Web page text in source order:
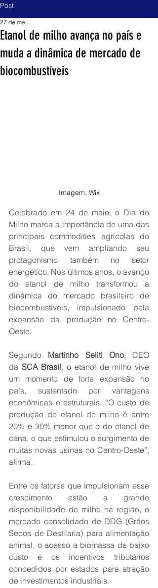
Post
Etanol de milho avança no país e
muda a dinâmica de mercado de
biocombustíveis
27 de mai.
Imagem: Wix
Celebrado em 24 de maio, o Dia do
Milho marca a importância de uma das
principais commodities agrícolas do
Brasil, que vem ampliando seu
protagonismo também no setor
energético. Nos últimos anos, o avanço
do etanol de milho transformou a
dinâmica do mercado brasileiro de
biocombustíveis, impulsionado pela
expansão da produção no Centro-
Oeste.
Segundo Martinho Seiiti Ono, CEO
da SCA Brasil, o etanol de milho vive
um momento de forte expansão no
país, sustentado por vantagens
econômicas e estruturais. “O custo de
produção do etanol de milho é entre
20% e 30% menor que o do etanol de
cana, o que estimulou o surgimento de
muitas novas usinas no Centro-Oeste”,
afirma.
Entre os fatores que impulsionam esse
crescimento estão a grande
disponibilidade de milho na região, o
mercado consolidado de DDG (Grãos
Secos de Destilaria) para alimentação
animal, o acesso a biomassa de baixo
custo e os incentivos tributários
concedidos por estados para atração
de investimentos industriais.